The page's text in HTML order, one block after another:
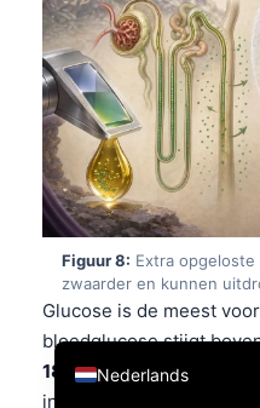
Figuur 8: Extra
zwaarder en kunnen
Glucose is de meest
bloedglucose stijgt
180 mg/dLmaar
in de urine lekken en
Nederlands
English
Deutsch
العربية
Français
עִבְרִית
Italiano
Español
Português
Ελληνικά